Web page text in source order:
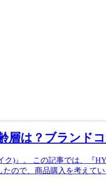
層は？ブランド
ク)』。 この記事では、『
ので、商品購入を考えて